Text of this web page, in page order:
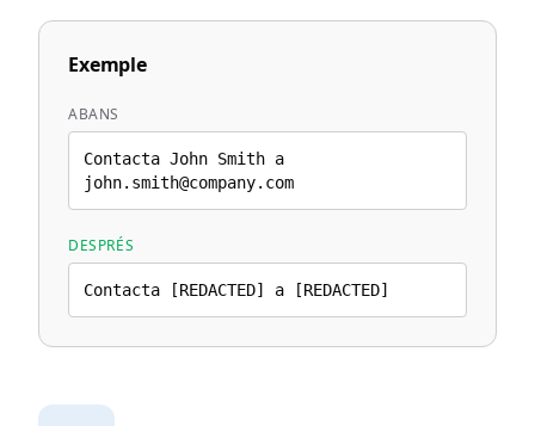
Exemple
ABANS
Contacta John Smith a
john.smith@company.com
DESPRÉS
Contacta [REDACTED] a [REDACTED]